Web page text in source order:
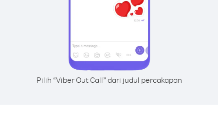
Pilih “Viber Out Call” dari judul percakapan